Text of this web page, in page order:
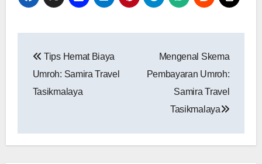
pos
Tips Hemat Biaya
Umroh: Samira Travel
Tasikmalaya
Mengenal Skema
Pembayaran Umroh:
Samira Travel
Tasikmalaya